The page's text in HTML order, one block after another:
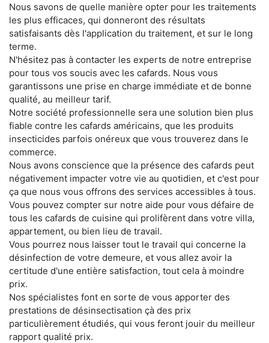
Nous savons de quelle manière opter pour les traitements
les plus efficaces, qui donneront des résultats
satisfaisants dès l'application du traitement, et sur le long
terme.
N'hésitez pas à contacter les experts de notre entreprise
pour tous vos soucis avec les cafards. Nous vous
garantissons une prise en charge immédiate et de bonne
qualité, au meilleur tarif.
Notre société professionnelle sera une solution bien plus
fiable contre les cafards américains, que les produits
insecticides parfois onéreux que vous trouverez dans le
commerce.
Nous avons conscience que la présence des cafards peut
négativement impacter votre vie au quotidien, et c'est pour
ça que nous vous offrons des services accessibles à tous.
Vous pouvez compter sur notre aide pour vous défaire de
tous les cafards de cuisine qui prolifèrent dans votre villa,
appartement, ou bien lieu de travail.
Vous pourrez nous laisser tout le travail qui concerne la
désinfection de votre demeure, et vous allez avoir la
certitude d'une entière satisfaction, tout cela à moindre
prix.
Nos spécialistes font en sorte de vous apporter des
prestations de désinsectisation çà des prix
particulièrement étudiés, qui vous feront jouir du meilleur
rapport qualité prix.